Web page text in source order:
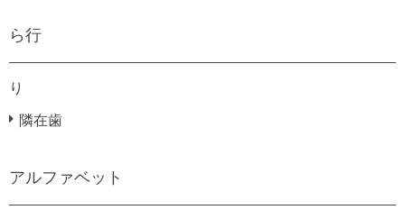
ら行
り
隣在歯
アルファベット